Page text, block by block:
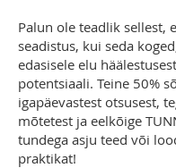
Palun ole teadlik sellest,
seadistus, kui seda
edasisele elu
potentsiaali. Teine 50%
igapäevastest otsusest,
mõtetest ja eelkõige
tundega asju teed või
praktikat!